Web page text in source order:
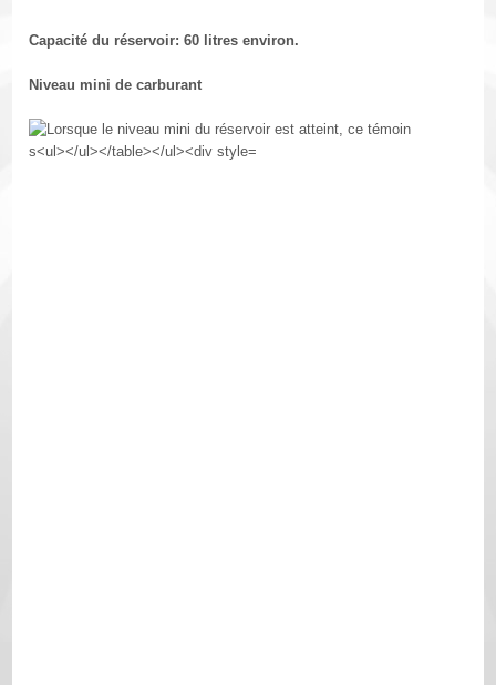
Capacité du réservoir: 60 litres environ.
Niveau mini de carburant